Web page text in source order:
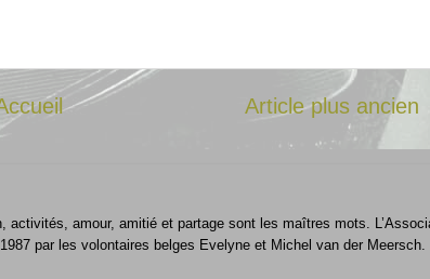
Article plus ancien
amour, amitié et partage sont les maîtres mots.
par les volontaires belges Evelyne et Michel van der Meersch.